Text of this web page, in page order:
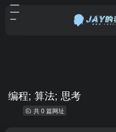
编程; 算法; 思考
共 0 篇网址